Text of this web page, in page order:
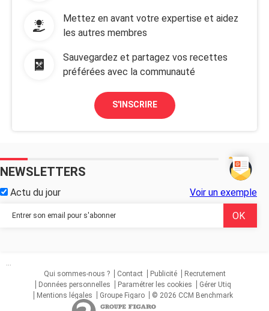
Mettez en avant votre expertise et aidez
les autres membres
Sauvegardez et partagez vos recettes
préférées avec la communauté
S'INSCRIRE
NEWSLETTERS
Actu du jour Voir un exemple
...
Qui sommes-nous ?
Contact Publicité
Recrutement
Données personnelles
Paramétrer les cookies
Gérer Utiq
Mentions légales
Groupe Figaro © 2026 CCM Benchmark